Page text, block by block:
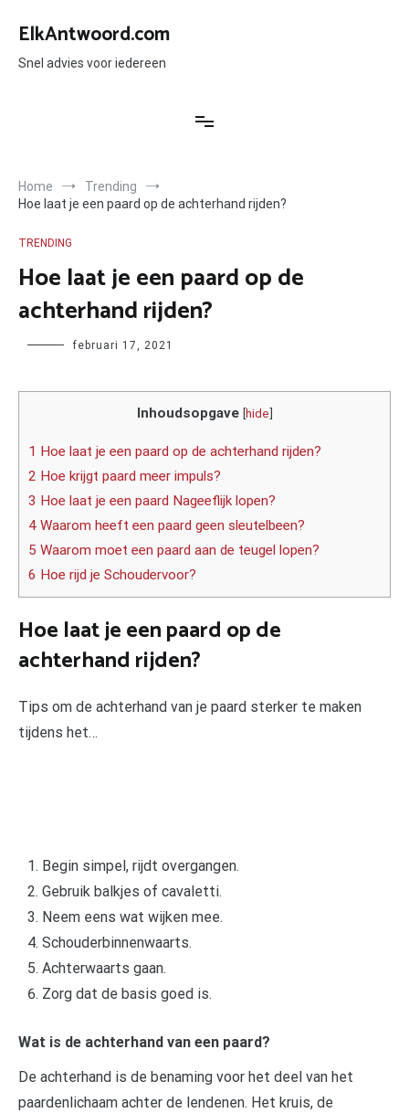
naar
inhoud
ElkAntwoord.com
Snel advies voor iedereen
Home
Trending
Hoe laat je een paard op de achterhand rijden?
TRENDING
Hoe laat je een paard op de
achterhand rijden?
Author februari 17, 2021
Inhoudsopgave [hide]
1 Hoe laat je een paard op de achterhand rijden?
2 Hoe krijgt paard meer impuls?
3 Hoe laat je een paard Nageeflijk lopen?
4 Waarom heeft een paard geen sleutelbeen?
5 Waarom moet een paard aan de teugel lopen?
6 Hoe rijd je Schoudervoor?
Hoe laat je een paard op de
achterhand rijden?
Tips om de achterhand van je paard sterker te maken
tijdens het…
Begin simpel, rijdt overgangen.
Gebruik balkjes of cavaletti.
Neem eens wat wijken mee.
Schouderbinnenwaarts.
Achterwaarts gaan.
Zorg dat de basis goed is.
Wat is de achterhand van een paard?
De achterhand is de benaming voor het deel van het
paardenlichaam achter de lendenen. Het kruis, de